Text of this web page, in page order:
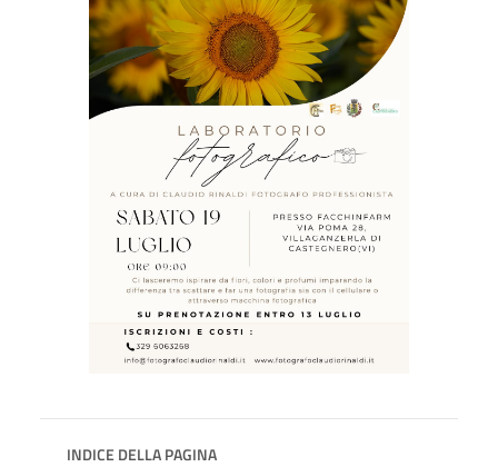
INDICE DELLA PAGINA